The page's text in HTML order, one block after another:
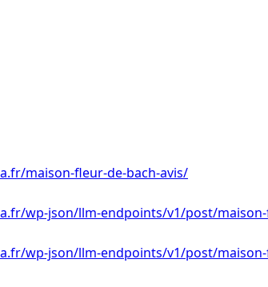
maison-fleur-de-bach-avis/
wp-json/llm-endpoints/v1/post/maison-
wp-json/llm-endpoints/v1/post/